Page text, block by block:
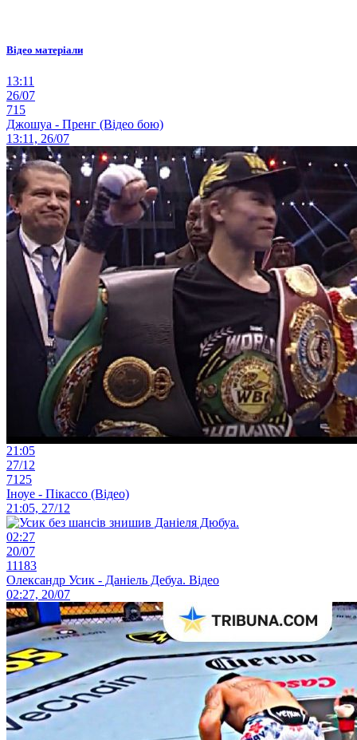
Відео матеріали
13:11
26/07
715
Джошуа - Пренг (Відео бою)
13:11, 26/07
21:05
27/12
7125
Іноуе - Пікассо (Відео)
21:05, 27/12
02:27
20/07
11183
Олександр Усик - Даніель Дебуа. Відео
02:27, 20/07